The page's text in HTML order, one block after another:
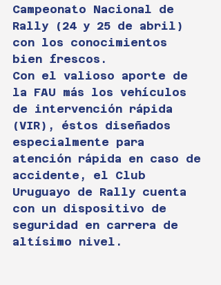
Campeonato Nacional de
Rally (24 y 25 de abril)
con los conocimientos
bien frescos.
Con el valioso aporte de
la FAU más los vehículos
de intervención rápida
(VIR), éstos diseñados
especialmente para
atención rápida en caso de
accidente, el Club
Uruguayo de Rally cuenta
con un dispositivo de
seguridad en carrera de
altísimo nivel.